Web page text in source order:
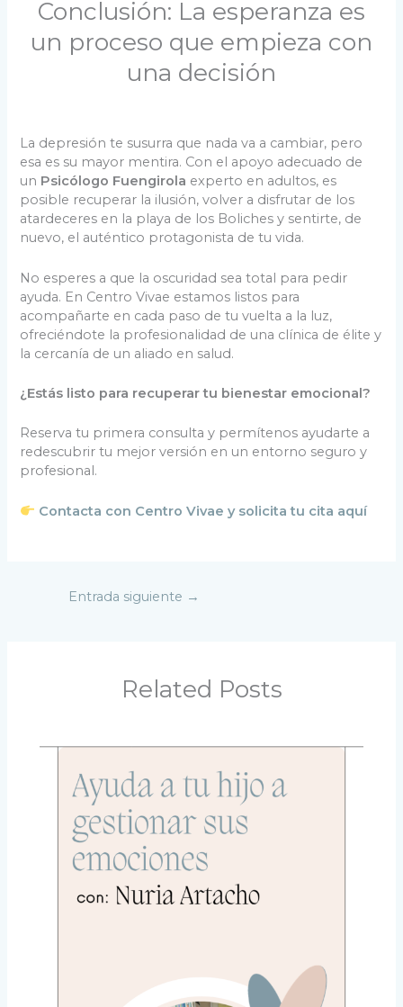
Conclusión: La esperanza es
un proceso que empieza con
una decisión
La depresión te susurra que nada va a cambiar, pero
esa es su mayor mentira. Con el apoyo adecuado de
un Psicólogo Fuengirola experto en adultos, es
posible recuperar la ilusión, volver a disfrutar de los
atardeceres en la playa de los Boliches y sentirte, de
nuevo, el auténtico protagonista de tu vida.
No esperes a que la oscuridad sea total para pedir
ayuda. En Centro Vivae estamos listos para
acompañarte en cada paso de tu vuelta a la luz,
ofreciéndote la profesionalidad de una clínica de élite y
la cercanía de un aliado en salud.
¿Estás listo para recuperar tu bienestar emocional?
Reserva tu primera consulta y permítenos ayudarte a
redescubrir tu mejor versión en un entorno seguro y
profesional.
Contacta con Centro Vivae y solicita tu cita aquí
Entrada siguiente →
Related Posts